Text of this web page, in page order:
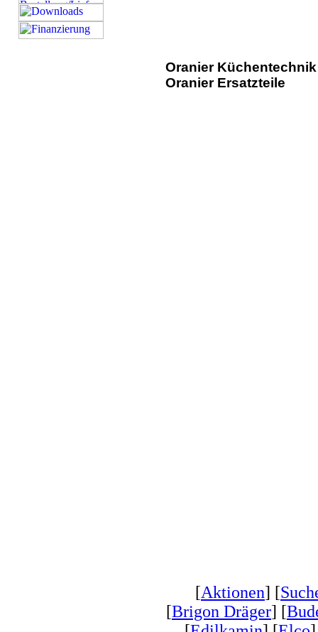
Oranier
Oranier Ersatzteile
[Aktionen] [
[Brigon Dräger] [